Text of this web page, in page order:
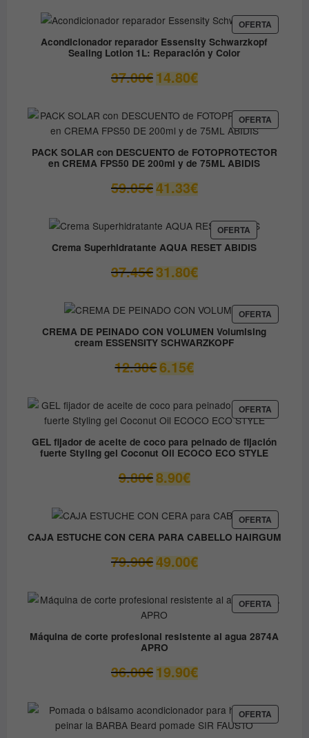
desde
9.60€
hasta
14.50€
OFERTA
EN
Acondicionador reparador Essensity Schwarzkopf
Sealing Lotion 1L: Reparación y Color
37.00€ El
precio
era:
37.00€.
14.80€El
precio
es:
14.80€.
OFERTA
EN
PACK SOLAR con DESCUENTO de FOTOPROTECTOR
en CREMA FPS50 DE 200ml y de 75ML ABIDIS
59.05€ El
precio
era:
59.05€.
41.33€El
precio
es:
41.33€.
OFERTAPRODUCTO
EN
OFERTA
Crema Superhidratante AQUA RESET ABIDIS
37.45€ El
precio
era:
37.45€.
31.80€El
precio
es:
31.80€.
OFERTA
EN
CREMA DE PEINADO CON VOLUMEN Volumising
cream ESSENSITY SCHWARZKOPF
12.30€El
precio
era:
12.30€.
6.15€El
precio
es:
6.15€.
OFERTA
EN
GEL fijador de aceite de coco para peinado de fijación
fuerte Styling gel Coconut Oil ECOCO ECO STYLE
9.80€ El
precio
era:
9.80€.
8.90€El
precio
es:
8.90€.
OFERTA
EN
OFERTA
CAJA ESTUCHE CON CERA PARA CABELLO HAIRGUM
79.90€ El
precio
era:
79.90€.
49.00€El
precio
es:
OFERTA
EN
Máquina de corte profesional resistente al agua 2874A
APRO
36.00€ El
precio
era:
36.00€.
19.90€El
precio
es:
19.90€.
OFERTA
EN